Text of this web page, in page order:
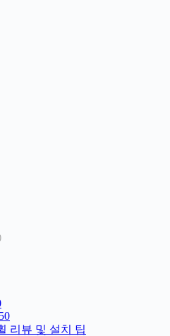
리뷰 및 설치 팁